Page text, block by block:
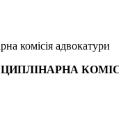
комісія адвокатури